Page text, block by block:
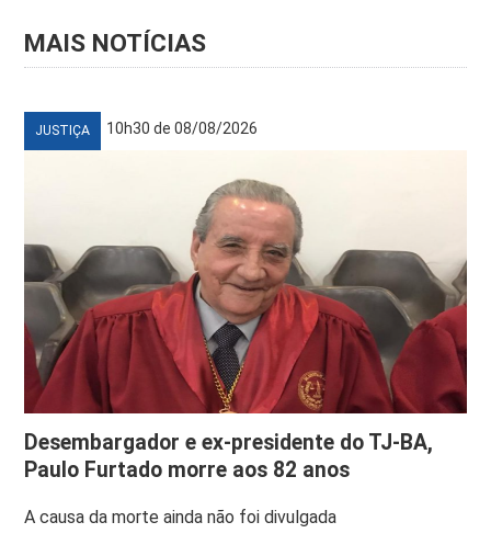
MAIS NOTÍCIAS
JUSTIÇA 10h30 de 08/08/2026
Desembargador e ex-presidente do TJ-BA,
Paulo Furtado morre aos 82 anos
A causa da morte ainda não foi divulgada